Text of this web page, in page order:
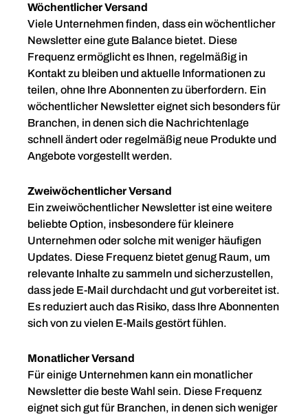
Wöchentlicher Versand
Viele Unternehmen finden, dass ein wöchentlicher
Newsletter eine gute Balance bietet. Diese
Frequenz ermöglicht es Ihnen, regelmäßig in
Kontakt zu bleiben und aktuelle Informationen zu
teilen, ohne Ihre Abonnenten zu überfordern. Ein
wöchentlicher Newsletter eignet sich besonders für
Branchen, in denen sich die Nachrichtenlage
schnell ändert oder regelmäßig neue Produkte und
Angebote vorgestellt werden.
Zweiwöchentlicher Versand
Ein zweiwöchentlicher Newsletter ist eine weitere
beliebte Option, insbesondere für kleinere
Unternehmen oder solche mit weniger häufigen
Updates. Diese Frequenz bietet genug Raum, um
relevante Inhalte zu sammeln und sicherzustellen,
dass jede E-Mail durchdacht und gut vorbereitet ist.
Es reduziert auch das Risiko, dass Ihre Abonnenten
sich von zu vielen E-Mails gestört fühlen.
Monatlicher Versand
Für einige Unternehmen kann ein monatlicher
Newsletter die beste Wahl sein. Diese Frequenz
eignet sich gut für Branchen, in denen sich weniger